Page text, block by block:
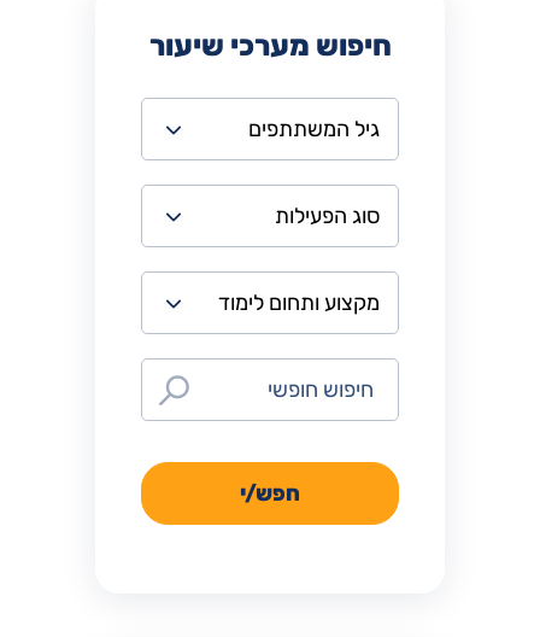
חיפוש מערכי שיעור
חפש/י